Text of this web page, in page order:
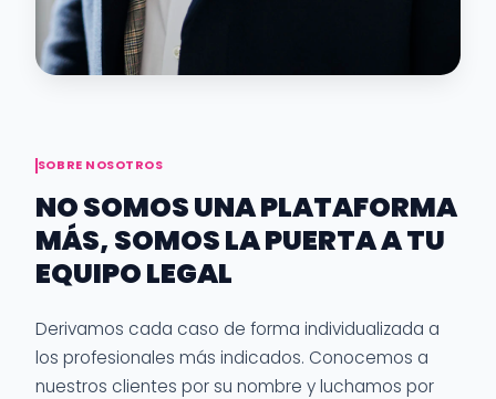
SOBRE NOSOTROS
NO SOMOS UNA PLATAFORMA
MÁS, SOMOS LA PUERTA A TU
EQUIPO LEGAL
Derivamos cada caso de forma individualizada a
los profesionales más indicados. Conocemos a
nuestros clientes por su nombre y luchamos por